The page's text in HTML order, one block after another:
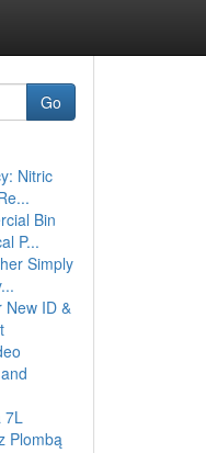
Go
Nitric
Bin
P...
Simply
New ID &
7L
Plombą